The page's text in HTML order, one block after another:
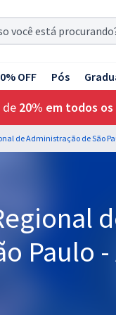
OFF Pós
de 20% em todos os
Paulo -